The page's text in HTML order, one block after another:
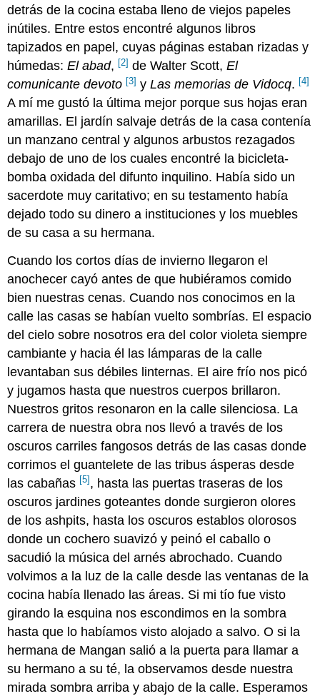
detrás de la cocina estaba lleno de viejos papeles
inútiles. Entre estos encontré algunos libros
tapizados en papel, cuyas páginas estaban rizadas y
húmedas:El abad, [2] de Walter Scott,El
comunicante devoto [3] yLas memorias de Vidocq. [4]
A mí me gustó la última mejor porque sus hojas eran
amarillas. El jardín salvaje detrás de la casa contenía
un manzano central y algunos arbustos rezagados
debajo de uno de los cuales encontré la bicicleta-
bomba oxidada del difunto inquilino. Había sido un
sacerdote muy caritativo; en su testamento había
dejado todo su dinero a instituciones y los muebles
de su casa a su hermana.
Cuando los cortos días de invierno llegaron el
anochecer cayó antes de que hubiéramos comido
bien nuestras cenas. Cuando nos conocimos en la
calle las casas se habían vuelto sombrías. El espacio
del cielo sobre nosotros era del color violeta siempre
cambiante y hacia él las lámparas de la calle
levantaban sus débiles linternas. El aire frío nos picó
y jugamos hasta que nuestros cuerpos brillaron.
Nuestros gritos resonaron en la calle silenciosa. La
carrera de nuestra obra nos llevó a través de los
oscuros carriles fangosos detrás de las casas donde
corrimos el guantelete de las tribus ásperas desde
las cabañas [5] , hasta las puertas traseras de los
oscuros jardines goteantes donde surgieron olores
de los ashpits, hasta los oscuros establos olorosos
donde un cochero suavizó y peinó el caballo o
sacudió la música del arnés abrochado. Cuando
volvimos a la luz de la calle desde las ventanas de la
cocina había llenado las áreas. Si mi tío fue visto
girando la esquina nos escondimos en la sombra
hasta que lo habíamos visto alojado a salvo. O si la
hermana de Mangan salió a la puerta para llamar a
su hermano a su té, la observamos desde nuestra
mirada sombra arriba y abajo de la calle. Esperamos